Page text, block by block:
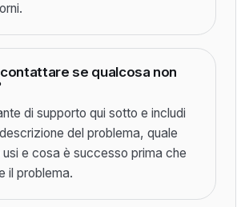
se qualcosa non
di supporto qui sotto e includi
del problema, quale
e cosa è successo prima che
il problema.